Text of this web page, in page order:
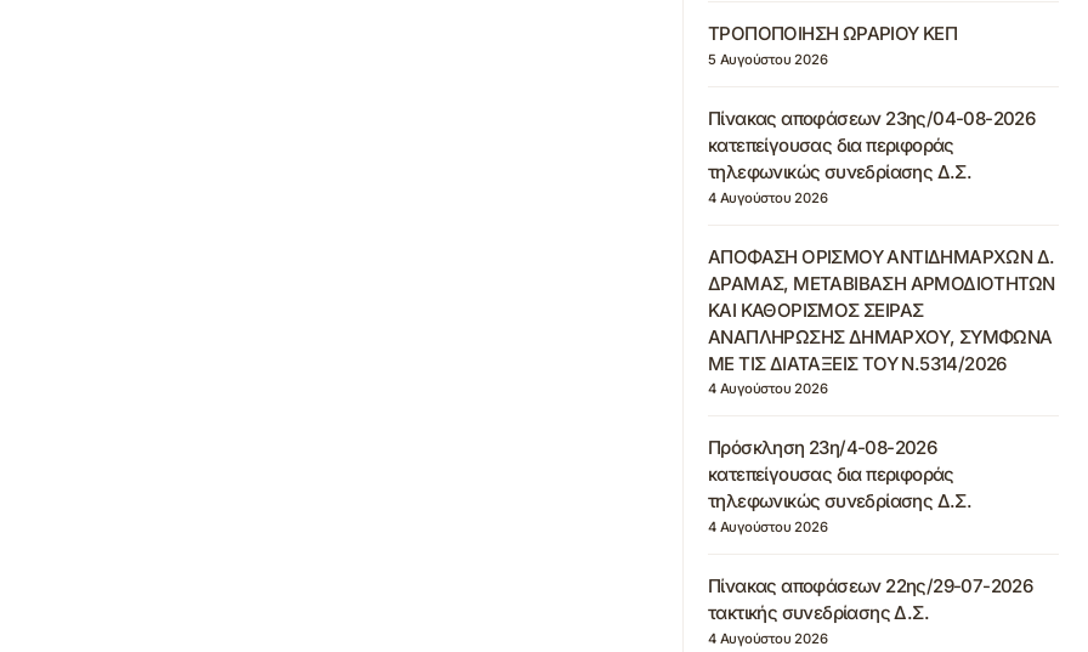
ΤΡΟΠΟΠΟΙΗΣΗ ΩΡΑΡΙΟΥ ΚΕΠ
5 Αυγούστου 2026
Πίνακας αποφάσεων 23ης/04-08-2026
κατεπείγουσας δια περιφοράς
τηλεφωνικώς συνεδρίασης Δ.Σ.
4 Αυγούστου 2026
ΑΠΟΦΑΣΗ ΟΡΙΣΜΟΥ ΑΝΤΙΔΗΜΑΡΧΩΝ Δ.
ΔΡΑΜΑΣ, ΜΕΤΑΒΙΒΑΣΗ ΑΡΜΟΔΙΟΤΗΤΩΝ
ΚΑΙ ΚΑΘΟΡΙΣΜΟΣ ΣΕΙΡΑΣ
ΑΝΑΠΛΗΡΩΣΗΣ ΔΗΜΑΡΧΟΥ, ΣΥΜΦΩΝΑ
ΜΕ ΤΙΣ ΔΙΑΤΑΞΕΙΣ ΤΟΥ Ν.5314/2026
4 Αυγούστου 2026
Πρόσκληση 23η/4-08-2026
κατεπείγουσας δια περιφοράς
τηλεφωνικώς συνεδρίασης Δ.Σ.
4 Αυγούστου 2026
Πίνακας αποφάσεων 22ης/29-07-2026
τακτικής συνεδρίασης Δ.Σ.
4 Αυγούστου 2026